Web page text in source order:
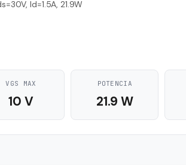
Id=1.5A, 21.9W
VGS MAX
10 V
POTENCIA
21.9 W